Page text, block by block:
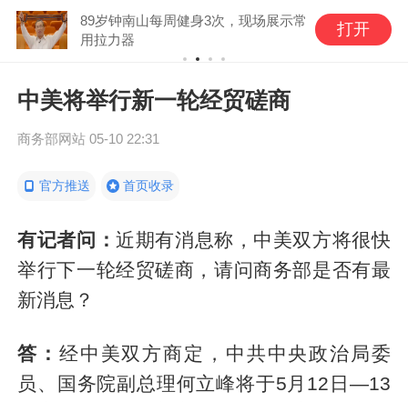
89岁钟南山每周健身3次，现场展示常
用拉力器
打开
中美将举行新一轮经贸磋商
商务部网站05-10 22:31
官方推送 首页收录
有记者问：近期有消息称，中美双方将很快
举行下一轮经贸磋商，请问商务部是否有最
新消息？
答： 经中美双方商定，中共中央政治局委
员、国务院副总理何立峰将于5月12日—13